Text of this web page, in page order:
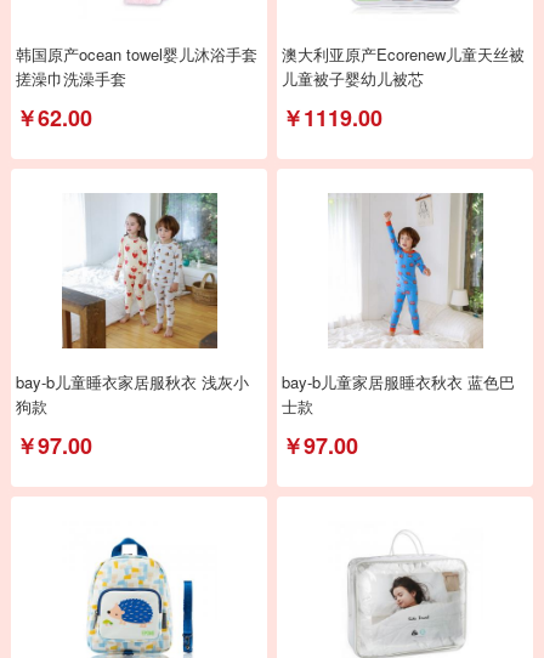
韩国原产ocean towel婴儿沐浴手套
搓澡巾洗澡手套
￥62.00
澳大利亚原产Ecorenew儿童天丝被
儿童被子婴幼儿被芯
￥1119.00
bay-b儿童睡衣家居服秋衣 浅灰小
狗款
￥97.00
bay-b儿童家居服睡衣秋衣 蓝色巴
士款
￥97.00